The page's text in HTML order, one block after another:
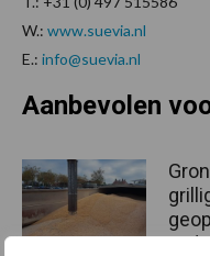
W.: www.suevia.nl
E.: info@suevia.nl
Aanbevolen
in